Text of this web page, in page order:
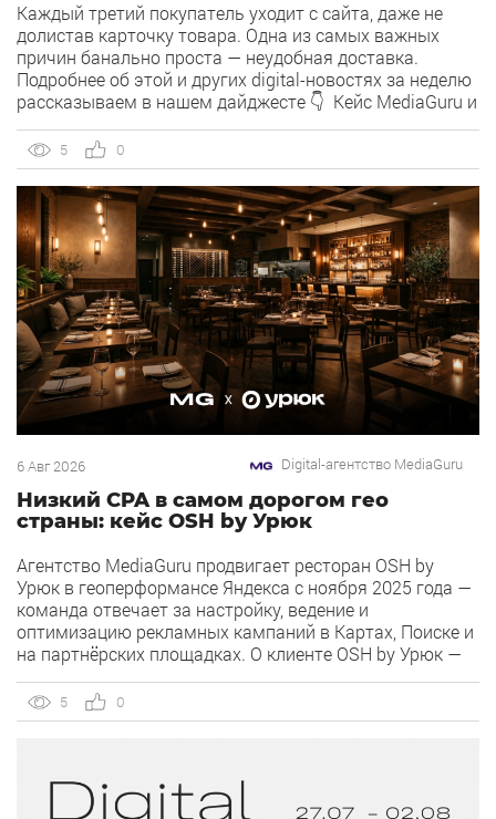
Каждый третий покупатель уходит с сайта, даже не
долистав карточку товара. Одна из самых важных
причин банально проста — неудобная доставка.
Подробнее об этой и других digital-новостях за неделю
рассказываем в нашем дайджесте 👇 Кейс MediaGuru и
Агентство продвигает ресторан OSH by Урюк в
геоперформансе […]
5 0
6 Авг 2026 Digital-агентство MediaGuru
Низкий CPA в самом дорогом гео
страны: кейс OSH by Урюк
Агентство MediaGuru продвигает ресторан OSH by
Урюк в геоперформансе Яндекса с ноября 2025 года —
команда отвечает за настройку, ведение и
оптимизацию рекламных кампаний в Картах, Поиске и
на партнёрских площадках. О клиенте OSH by Урюк —
объединивший концепцию дубайского OSH с сетью
«Урюк». Концепт строится […]
5 0